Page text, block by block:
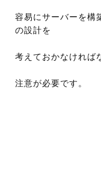
容易にサーバーを構
の設計を
考えておかなければ
注意が必要です。